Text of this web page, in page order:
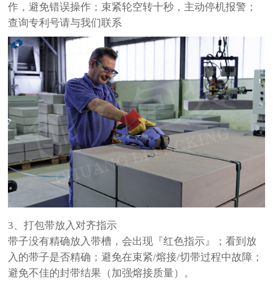
作，避免错误操作；束紧轮空转十秒，主动停机报警；
查询专利号请与我们联系
3、打包带放入对齐指示
带子没有精确放入带槽，会出现『红色指示』；看到放
入的带子是否精确；避免在束紧/熔接/切带过程中故障；
避免不佳的封带结果（加强熔接质量）。